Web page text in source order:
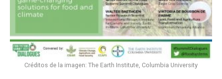
Créditos de la imagen: The Earth Institute, Columbia University